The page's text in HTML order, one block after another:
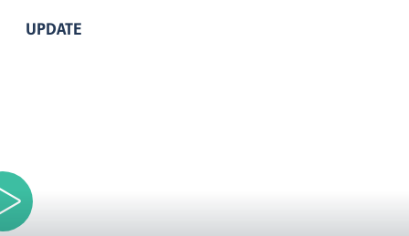
UPDATE